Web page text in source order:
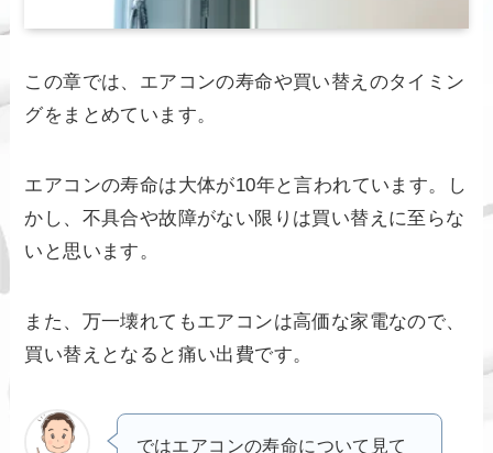
この章では、エアコンの寿命や買い替えのタイミン
グをまとめています。
エアコンの寿命は大体が10年と言われています。し
かし、不具合や故障がない限りは買い替えに至らな
いと思います。
また、万一壊れてもエアコンは高価な家電なので、
買い替えとなると痛い出費です。
ではエアコンの寿命について見て